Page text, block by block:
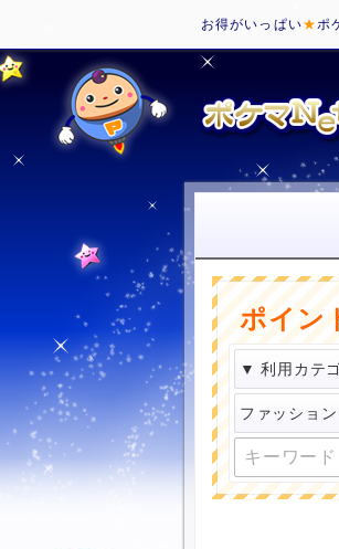
お得がいっぱい★ポ
ポイン